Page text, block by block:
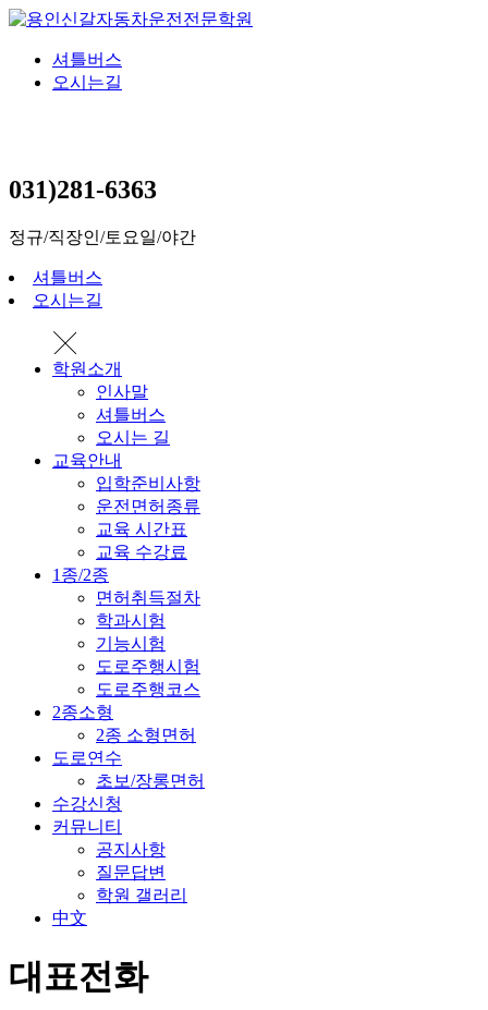
셔틀버스
오시는길
031)281-6363
정규/직장인/토요일/야간
셔틀버스
오시는길
학원소개
인사말
셔틀버스
오시는 길
교육안내
입학준비사항
운전면허종류
교육 시간표
교육 수강료
1종/2종
면허취득절차
학과시험
기능시험
도로주행시험
도로주행코스
2종소형
2종 소형면허
도로연수
초보/장롱면허
수강신청
커뮤니티
공지사항
질문답변
학원 갤러리
中文
대표전화